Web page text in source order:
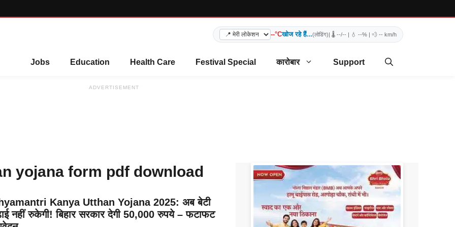
--°Cखोज रहे हैं...(लोडिंग)| 🌡️ --/-- | 💧 --% | 💨 -- km/h
Jobs Education Health Care Festival Special कारोबार Support
ADVERTISEMENT
yojana form pdf download
Kanya Utthan Yojana 2025: अब बेटी
नहीं रुकेगी! बिहार सरकार देगी 50,000 रुपये – फटाफट